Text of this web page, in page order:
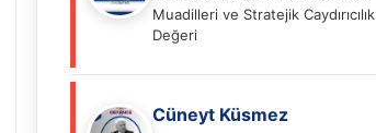
Muadilleri ve Stratejik Caydırıcılık
Değeri
Cüneyt Küsmez